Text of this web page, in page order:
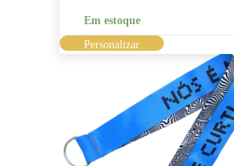
Em estoque
Personalizar
Este
tem
várias
variantes.
opções